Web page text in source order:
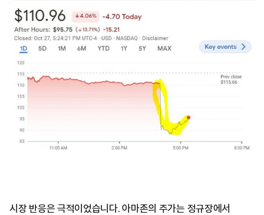
시장 반응은 극적이었습니다. 아마존의 주가는 정규장에서